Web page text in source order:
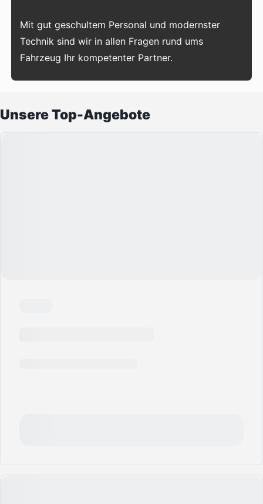
Mit gut geschultem Personal und modernster
Technik sind wir in allen Fragen rund ums
Fahrzeug Ihr kompetenter Partner.
Unsere Top-Angebote